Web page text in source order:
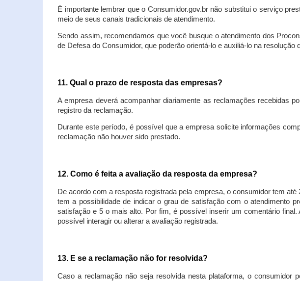
É importante lembrar que o Consumidor.gov.br não substitui o serviço
meio de seus canais tradicionais de atendimento.
Sendo assim, recomendamos que você busque o atendimento dos
de Defesa do Consumidor, que poderão orientá-lo e auxiliá-lo na resolução
11. Qual o prazo de resposta das empresas?
A empresa deverá acompanhar diariamente as reclamações recebidas
registro da reclamação.
Durante este período, é possível que a empresa solicite informações
reclamação não houver sido prestado.
12. Como é feita a avaliação da resposta da empresa?
De acordo com a resposta registrada pela empresa, o consumidor tem
tem a possibilidade de indicar o grau de satisfação com o atendimento
satisfação e 5 o mais alto. Por fim, é possível inserir um comentário
possível interagir ou alterar a avaliação registrada.
13. E se a reclamação não for resolvida?
Caso a reclamação não seja resolvida nesta plataforma, o consumidor